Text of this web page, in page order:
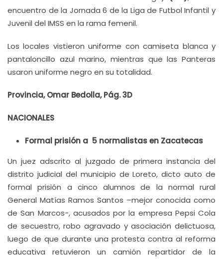
encuentro de la Jornada 6 de la Liga de Futbol Infantil y
Juvenil del IMSS en la rama femenil.
Los locales vistieron uniforme con camiseta blanca y
pantaloncillo azul marino, mientras que las Panteras
usaron uniforme negro en su totalidad.
Provincia, Omar Bedolla, Pág. 3D
NACIONALES
Formal prisión a 5 normalistas en Zacatecas
Un juez adscrito al juzgado de primera instancia del
distrito judicial del municipio de Loreto, dicto auto de
formal prisión a cinco alumnos de la normal rural
General Matías Ramos Santos –mejor conocida como
de San Marcos-, acusados por la empresa Pepsi Cola
de secuestro, robo agravado y asociación delictuosa,
luego de que durante una protesta contra al reforma
educativa retuvieron un camión repartidor de la